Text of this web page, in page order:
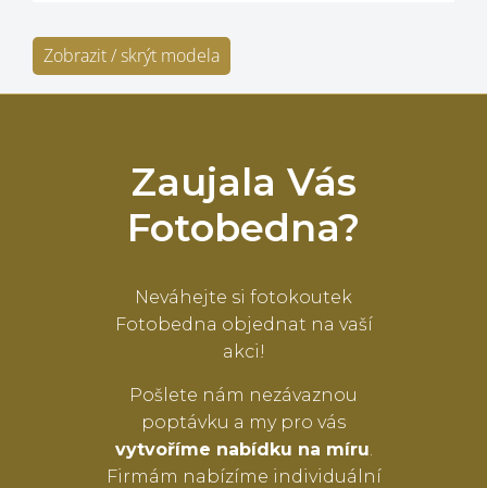
Zobrazit / skrýt modela
Zaujala Vás
Fotobedna?
Neváhejte si fotokoutek
Fotobedna objednat na vaší
akci!
Pošlete nám nezávaznou
poptávku a my pro vás
vytvoříme nabídku na míru
Firmám nabízíme individuální